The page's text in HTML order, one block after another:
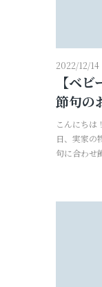
2022/12/14
【ベ
節句の
こんにちは
日、実家の
句に合わせ